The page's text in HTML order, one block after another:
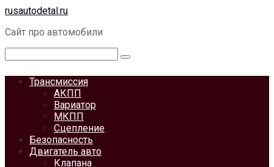
Перейти
контенту
rusautodetal.ru
Сайт про автомобили
Трансмиссия
АКПП
Вариатор
МКПП
Сцепление
Безопасность
Двигатель авто
Клапана